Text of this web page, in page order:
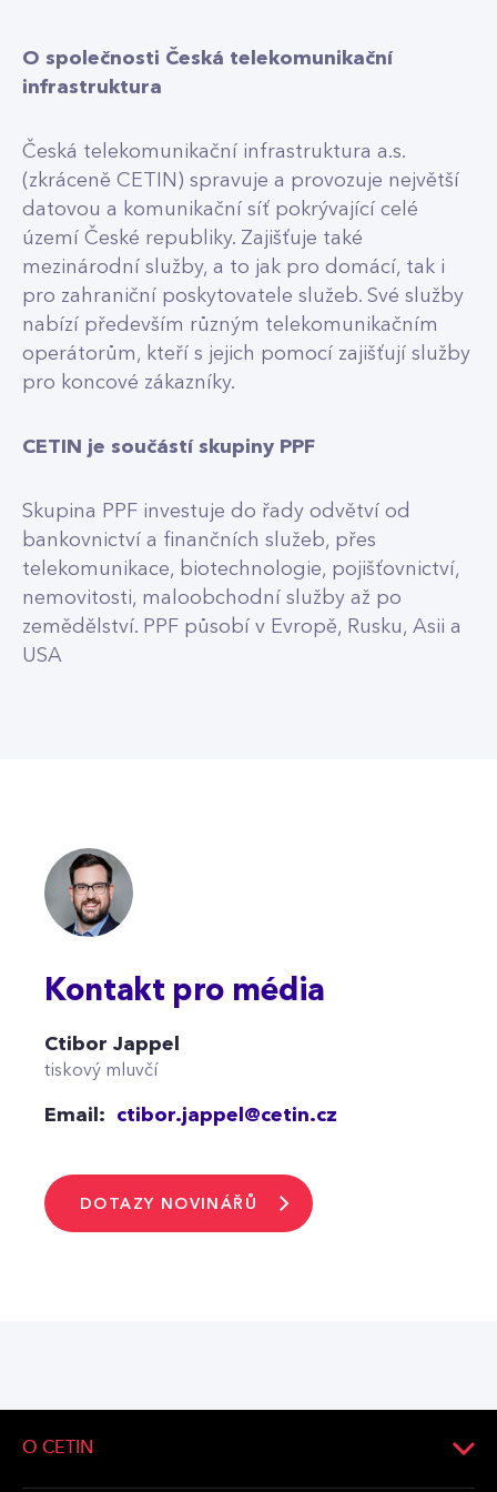
O společnosti Česká telekomunikační
infrastruktura
Česká telekomunikační infrastruktura a.s.
(zkráceně CETIN) spravuje a provozuje největší
datovou a komunikační síť pokrývající celé
území České republiky. Zajišťuje také
mezinárodní služby, a to jak pro domácí, tak i
pro zahraniční poskytovatele služeb. Své služby
nabízí především různým telekomunikačním
operátorům, kteří s jejich pomocí zajišťují služby
pro koncové zákazníky.
CETIN je součástí skupiny PPF
Skupina PPF investuje do řady odvětví od
bankovnictví a finančních služeb, přes
telekomunikace, biotechnologie, pojišťovnictví,
nemovitosti, maloobchodní služby až po
zemědělství. PPF působí v Evropě, Rusku, Asii a
USA
Kontakt pro média
Ctibor Jappel
tiskový mluvčí
Email: ctibor.jappel@cetin.cz
DOTAZY NOVINÁŘŮ
O CETIN